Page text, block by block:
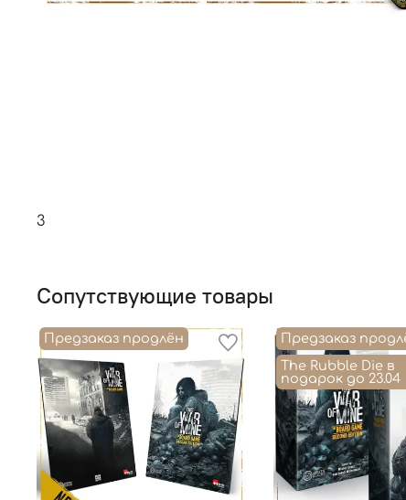
3
Сопутствующие товары
Предзаказ продлён
Предзаказ
The Rubble Die в
подарок до 23.04